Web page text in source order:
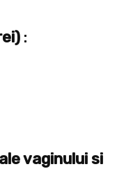
:
vaginului si